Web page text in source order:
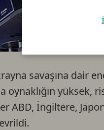
savaşına dair
oynaklığın yüksek,
ABD, İngiltere,